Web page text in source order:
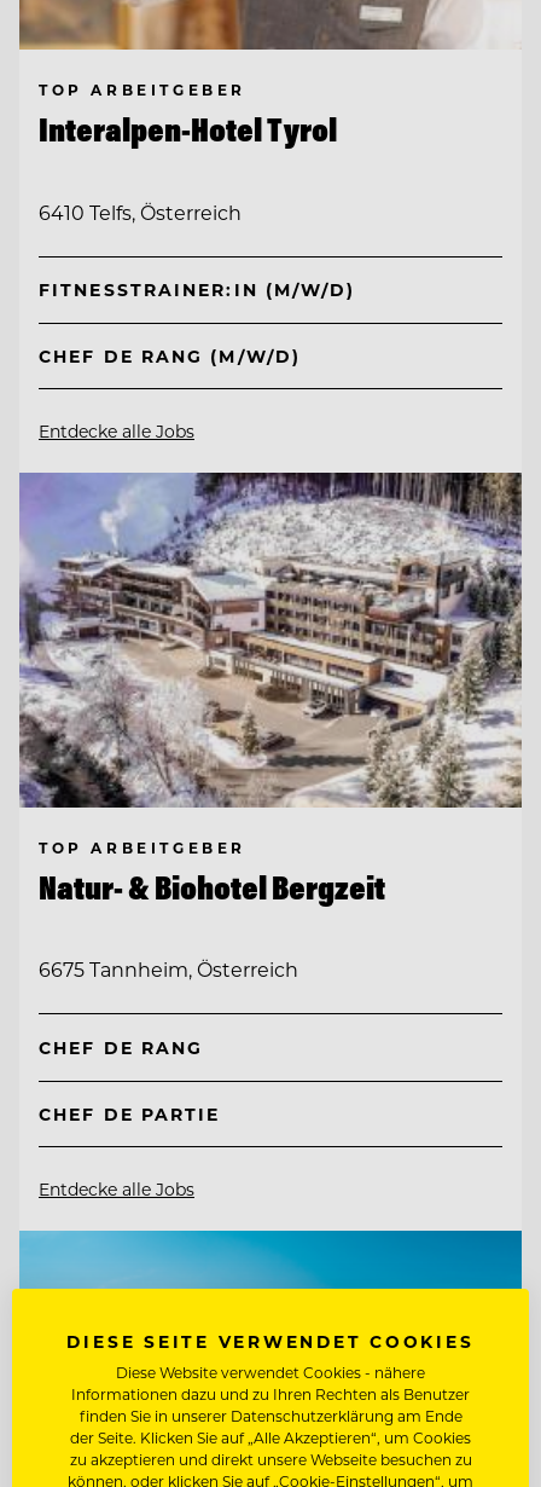
TOP ARBEITGEBER
Interalpen-Hotel Tyrol
6410 Telfs, Österreich
FITNESSTRAINER:IN (M/W/D)
CHEF DE RANG (M/W/D)
Entdecke alle Jobs
TOP ARBEITGEBER
Natur- & Biohotel Bergzeit
6675 Tannheim, Österreich
CHEF DE RANG
CHEF DE PARTIE
Entdecke alle Jobs
DIESE SEITE VERWENDET COOKIES
Diese Website verwendet Cookies - nähere
Informationen dazu und zu Ihren Rechten als Benutzer
finden Sie in unserer Datenschutzerklärung am Ende
der Seite. Klicken Sie auf „Alle Akzeptieren“, um Cookies
zu akzeptieren und direkt unsere Webseite besuchen zu
können, oder klicken Sie auf „Cookie-Einstellungen“, um